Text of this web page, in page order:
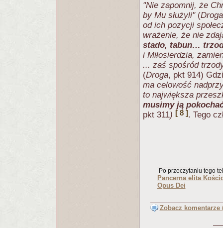
"Nie zapomnij, że
by Mu służyli" (Droga
od ich pozycji
wrażenie, że nie
stado, tabun…
i Miłosierdzia,
... zaś spośród
(Droga, pkt 914)
ma celowość
to największa
musimy ją
pkt 311) [ 8 ]. Tego
Po przeczytaniu tego
Pancerna elita
Opus Dei
Zobacz komentarze